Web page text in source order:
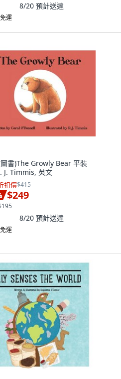
8/20 預計送達
運
書)The Growly Bear 平裝
J. Timmis, 英文
扣價$415
$249
8/20 預計送達
運